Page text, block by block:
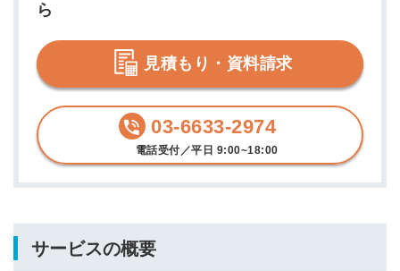
ら
見積もり・資料請求
03-6633-2974
電話受付／平日 9:00~18:00
サービスの概要